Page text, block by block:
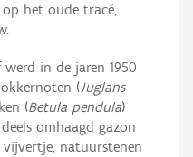
op het oude tracé,
in de jaren 1950
(Juglans
(Betula pendula)
omhaagd gazon
natuurstenen